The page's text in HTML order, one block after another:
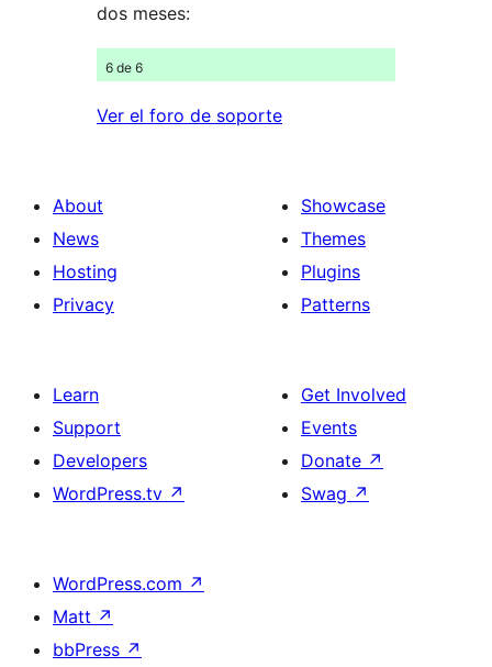
dos meses:
6 de 6
Ver el foro de soporte
About
News
Hosting
Privacy
Showcase
Themes
Plugins
Patterns
Learn
Support
Developers
WordPress.tv ↗
Get Involved
Events
Donate ↗
Swag ↗
WordPress.com ↗
Matt ↗
bbPress ↗